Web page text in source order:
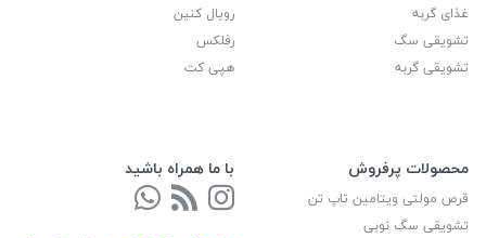
غذای گربه
تشویقی سگ
تشویقی گربه
رویال کنین
رفلکس
هپی کت
محصولات پرفروش
قرص مولتی ویتامین تاپ تن
تشویقی سگ نوبی
با ما همراه باشید